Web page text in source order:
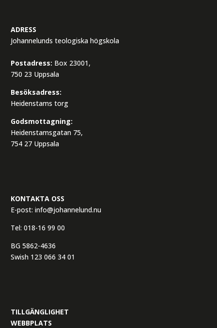
ADRESS
Johannelunds teologiska högskola
Postadress: Box 23001,
750 23 Uppsala
Besöksadress:
Heidenstams torg
Godsmottagning:
Heidenstamsgatan 75,
754 27 Uppsala
KONTAKTA OSS
E-post:info@johannelund.nu
Tel:018-16 99 00
BG 5862-4636
Swish 123 066 34 01
TILLGÄNGLIGHET
WEBBPLATS